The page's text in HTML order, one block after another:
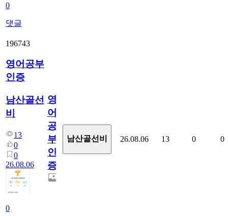
0
댓글
196743
영어공부
인증
남산골선
비
13
0
0
26.08.06
0
영
어
공
부
인
증
남산골선비 26.08.06 13 0 0